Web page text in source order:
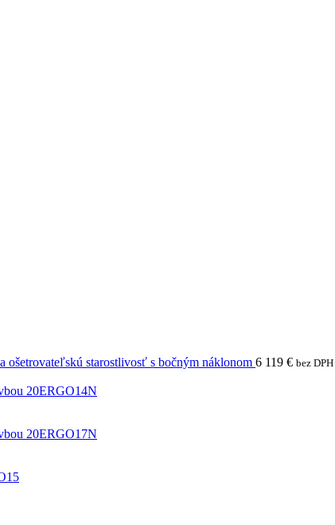
starostlivosť s bočným náklonom 6 119 € bez DPH
20ERGO14N
20ERGO17N